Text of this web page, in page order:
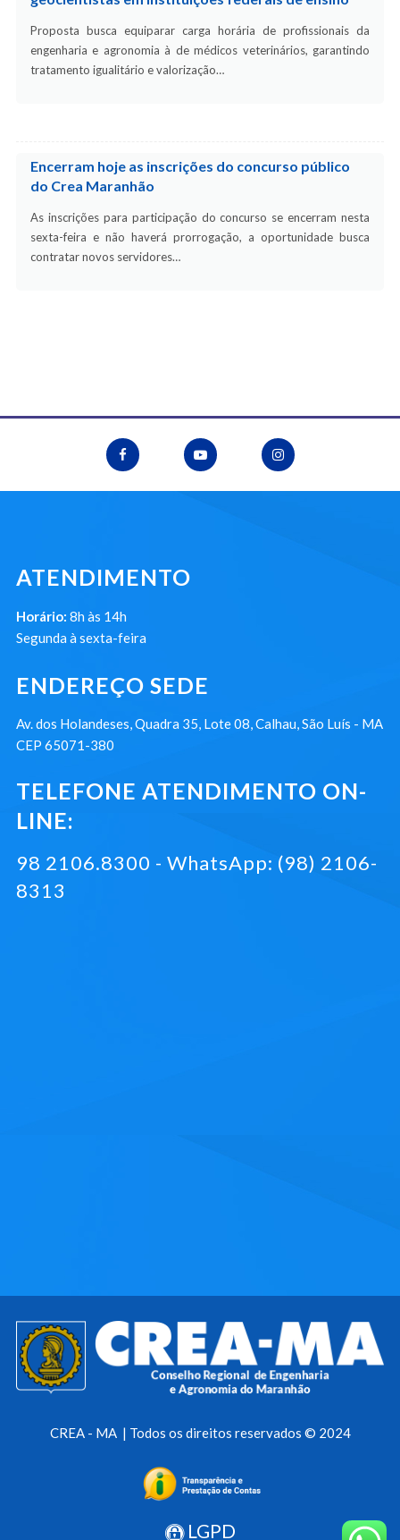
Proposta busca equiparar carga horária de profissionais da
engenharia e agronomia à de médicos veterinários, garantindo
tratamento igualitário e valorização…
Encerram hoje as inscrições do concurso público
do Crea Maranhão
As inscrições para participação do concurso se encerram nesta
sexta-feira e não haverá prorrogação, a oportunidade busca
contratar novos servidores…
ATENDIMENTO
Horário: 8h às 14h
Segunda à sexta-feira
ENDEREÇO SEDE
Av. dos Holandeses, Quadra 35, Lote 08, Calhau, São Luís - MA
CEP 65071-380
TELEFONE ATENDIMENTO ON-
LINE:
98 2106.8300 - WhatsApp: (98) 2106-
8313
CREA - MA | Todos os direitos reservados © 2024
LGPD